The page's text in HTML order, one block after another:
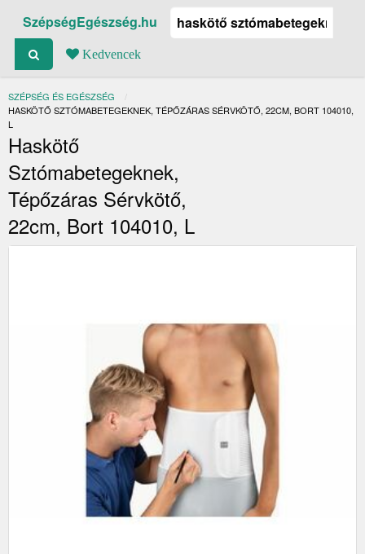
SzépségEgészség.hu
Kedvencek
SZÉPSÉG ÉS EGÉSZSÉG
JELENLEGI:
HASKÖTŐ SZTÓMABETEGEKNEK, TÉPŐZÁRAS SÉRVKÖTŐ, 22CM, BORT 104010,
L
Haskötő
Sztómabetegeknek,
Tépőzáras Sérvkötő,
22cm, Bort 104010, L